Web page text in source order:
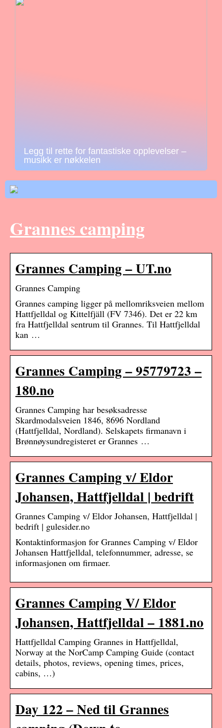
Legg til rette for fantastiske opplevelser –
musikk er nøkkelen
Grannes camping
Grannes Camping – UT.no
Grannes Camping
Grannes camping ligger på mellomriksveien mellom
Hattfjelldal og Kittelfjäll (FV 7346). Det er 22 km
fra Hattfjelldal sentrum til Grannes. Til Hattfjelldal
kan …
Grannes Camping – 95779723 –
180.no
Grannes Camping har besøksadresse
Skardmodalsveien 1846, 8696 Nordland
(Hattfjelldal, Nordland). Selskapets firmanavn i
Brønnøysundregisteret er Grannes …
Grannes Camping v/ Eldor
Johansen, Hattfjelldal | bedrift
Grannes Camping v/ Eldor Johansen, Hattfjelldal |
bedrift | gulesider.no
Kontaktinformasjon for Grannes Camping v/ Eldor
Johansen Hattfjelldal, telefonnummer, adresse, se
informasjonen om firmaer.
Grannes Camping V/ Eldor
Johansen, Hattfjelldal – 1881.no
Hattfjelldal Camping Grannes in Hattfjelldal,
Norway at the NorCamp Camping Guide (contact
details, photos, reviews, opening times, prices,
cabins, …)
Day 122 – Ned til Grannes